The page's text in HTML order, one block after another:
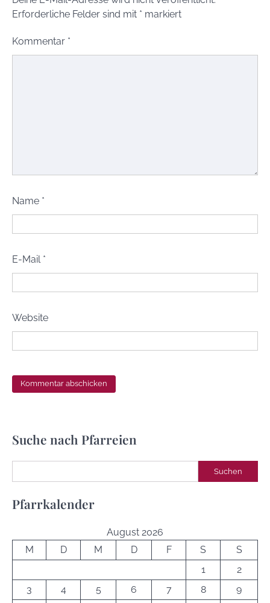
Erforderliche Felder sind mit * markiert
Kommentar *
Name *
E-Mail *
Website
Suche nach Pfarreien
Suchen
Pfarrkalender
August 2026
M
D M D F S
S
1
2
3
4 5 6 7 8
9